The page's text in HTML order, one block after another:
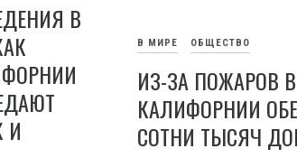
В
И
В МИРЕ ОБЩЕСТВО
ИЗ-ЗА ПОЖАРОВ В
КАЛИФОРНИИ
СОТНИ ТЫСЯЧ